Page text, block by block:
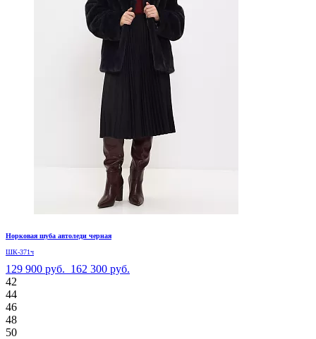
Норковая шуба автоледи черная
ШК-371ч
129 900 руб. 162 300 руб.
42
44
46
48
50